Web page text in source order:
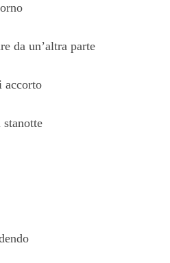
da un’altra parte
accorto